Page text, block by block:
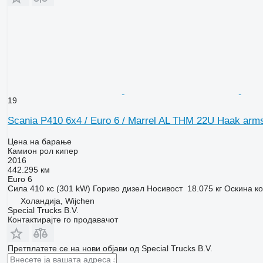
19
Scania P410 6x4 / Euro 6 / Marrel AL THM 22U Haak
Цена на барање
Камион рол кипер
2016
442.295 км
Euro 6
Сила 410 кс (301 kW) Гориво дизел Носивост 18.075 кг Оскина
Холандија, Wijchen
Special Trucks B.V.
Контактирајте го продавачот
Претплатете се на нови објави од Special Trucks B.V.